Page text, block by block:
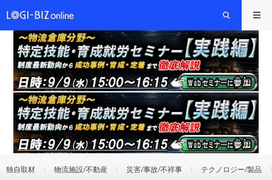
独自取材 物流施設/不動産 災害/事故/不祥事 テクノロジー/製品